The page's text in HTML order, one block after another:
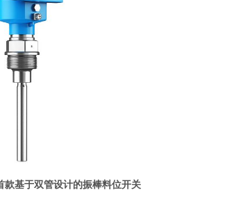
款基于双管设计的振棒料位开关